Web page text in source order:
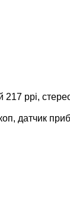
ppi,
датчик